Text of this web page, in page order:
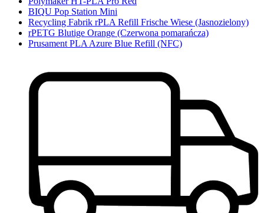
BIQU Pop Station Mini
Recycling Fabrik rPLA Refill Frische Wiese (Jasnozielony)
rPETG Blutige Orange (Czerwona pomarańcza)
Prusament PLA Azure Blue Refill (NFC)